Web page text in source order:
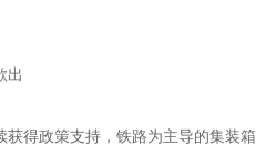
出
得政策支持，铁路为主导的集装箱